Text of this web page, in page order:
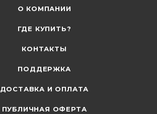
О КОМПАНИИ
ГДЕ КУПИТЬ?
КОНТАКТЫ
ПОДДЕРЖКА
ДОСТАВКА И ОПЛАТА
ПУБЛИЧНАЯ ОФЕРТА